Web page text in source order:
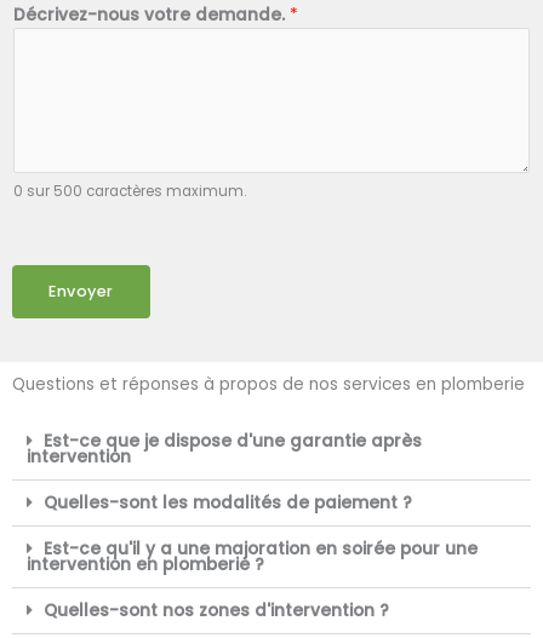
Décrivez-nous votre demande. *
0 sur 500 caractères maximum.
Envoyer
Questions et réponses à propos de nos services en plomberie
Est-ce que je dispose d'une garantie après
intervention
Quelles-sont les modalités de paiement ?
Est-ce qu'il y a une majoration en soirée pour une
intervention en plomberie ?
Quelles-sont nos zones d'intervention ?